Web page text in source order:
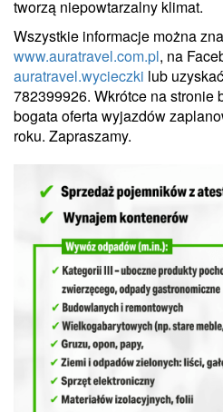
tworzą niepowtarzalny klimat.
Wszystkie informacje można
www.auratravel.com.pl, na
auratravel.wycieczki lub
782399926. Wkrótce na stronie
bogata oferta wyjazdów
roku. Zapraszamy.